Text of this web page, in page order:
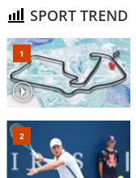
SPORT TREND